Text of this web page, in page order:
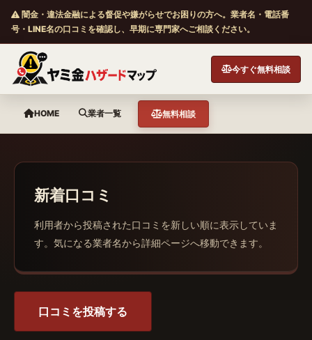
闇金・違法金融による督促や嫌がらせでお困りの方へ。業者名・電話番
号・LINE名の口コミを確認し、早期に専門家へご相談ください。
今すぐ無料相談
HOME 業者一覧 無料相談
新着口コミ
利用者から投稿された口コミを新しい順に表示していま
す。気になる業者名から詳細ページへ移動できます。
口コミを投稿する